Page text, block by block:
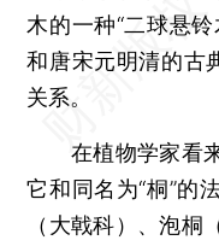
木的一种“二球悬
和唐宋元明清的古
关系。
在植物学家看来
它和同名为“桐”的
（大戟科）、泡